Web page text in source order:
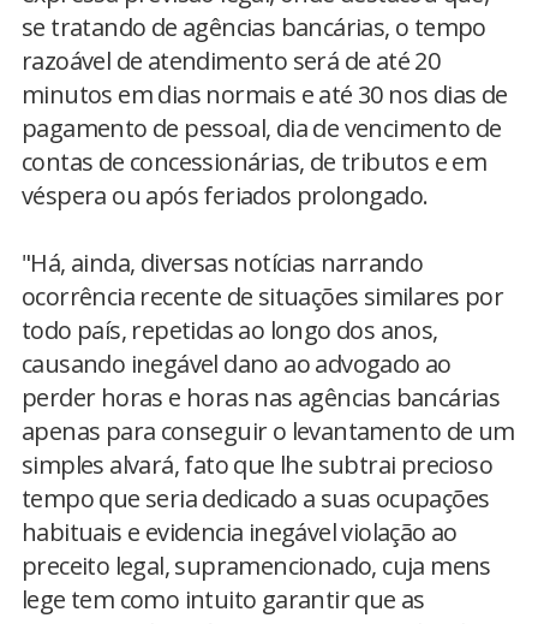
se tratando de agências bancárias, o tempo
razoável de atendimento será de até 20
minutos em dias normais e até 30 nos dias de
pagamento de pessoal, dia de vencimento de
contas de concessionárias, de tributos e em
véspera ou após feriados prolongado.
"Há, ainda, diversas notícias narrando
ocorrência recente de situações similares por
todo país, repetidas ao longo dos anos,
causando inegável dano ao advogado ao
perder horas e horas nas agências bancárias
apenas para conseguir o levantamento de um
simples alvará, fato que lhe subtrai precioso
tempo que seria dedicado a suas ocupações
habituais e evidencia inegável violação ao
preceito legal, supramencionado, cuja mens
lege tem como intuito garantir que as